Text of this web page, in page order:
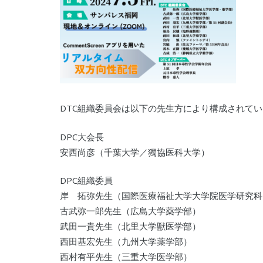
DTC組織委員会は以下の先生方により構成されてい
DPC大会長
安西尚彦（千葉大学／獨協医科大学）
DPC組織委員
岸 拓弥先生（国際医療福祉大学大学院医学研究科
古武弥一郎先生（広島大学薬学部）
武田一貴先生（北里大学獣医学部）
西田基宏先生（九州大学薬学部）
西村有平先生（三重大学医学部）